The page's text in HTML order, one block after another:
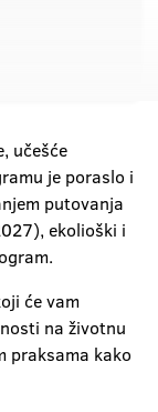
učešće
je poraslo i
putovanja
ekolioški i
će vam
na životnu
praksama kako